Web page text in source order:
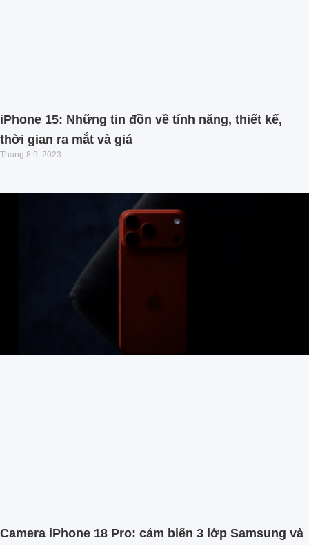
iPhone 15: Những tin đồn về tính năng, thiết kế,
thời gian ra mắt và giá
Tháng 8 9, 2023
Camera iPhone 18 Pro: cảm biến 3 lớp Samsung và